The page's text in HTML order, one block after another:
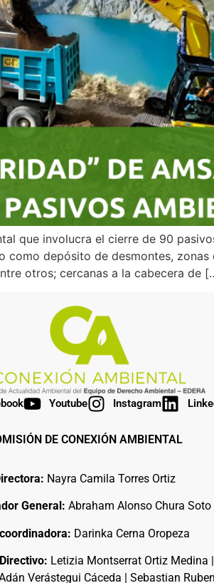
que involucra el cierre de 90
depósito de desmontes,
otros; cercanas a la cabecera de
Youtube Instagram
DE CONEXIÓN AMBIENTAL
Nayra Camila Torres Ortiz
General:Abraham Alonso Chura Soto
Darinka Cerna Oropeza
Letizia Montserrat Ortiz Medina |
Verástegui Cáceda | Sebastian Ruben